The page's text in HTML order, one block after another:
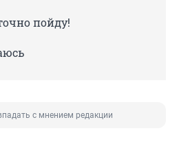
пойду!
с мнением редакции